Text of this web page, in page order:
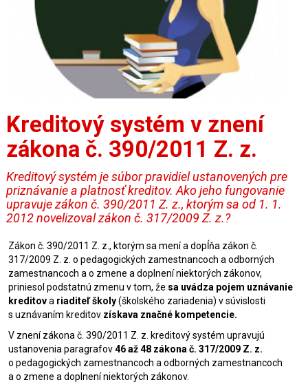
Kreditový systém v znení
zákona č. 390/2011 Z. z.
Kreditový systém je súbor pravidiel ustanovených pre
priznávanie a platnosť kreditov. Ako jeho fungovanie
upravuje zákon č. 390/2011 Z. z., ktorým sa od 1. 1.
2012 novelizoval zákon č. 317/2009 Z. z.?
Zákon č. 390/2011 Z. z., ktorým sa mení a dopĺňa zákon č.
317/2009 Z. z. o pedagogických zamestnancoch a odborných
zamestnancoch a o zmene a doplnení niektorých zákonov,
priniesol podstatnú zmenu v tom, že sa uvádza pojem uznávanie
kreditova riaditeľ školy(školského zariadenia) v súvislosti
s uznávaním kreditov získava značné kompetencie.
V znení zákona č. 390/2011 Z. z. kreditový systém upravujú
ustanovenia paragrafov46 až 48 zákona č. 317/2009 Z. z.
o pedagogických zamestnancoch a odborných zamestnancoch
a o zmene a doplnení niektorých zákonov.